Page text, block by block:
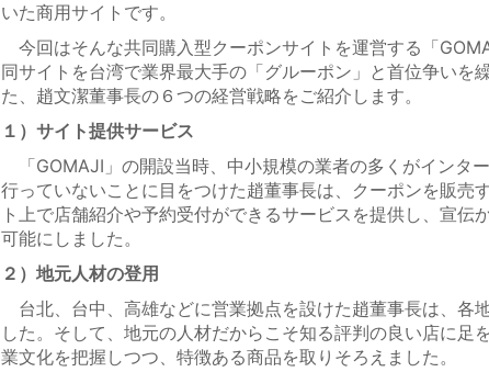
いた商用サイトです。
今回はそんな共同購入型クーポンサイトを運営する「
同サイトを台湾で業界最大手の「グルーポン」と首位争いを
た、趙文潔董事長の６つの経営戦略をご紹介します。
１）サイト提供サービス
「GOMAJI」の開設当時、中小規模の業者の多くがインタ
行っていないことに目をつけた趙董事長は、クーポンを販売
ト上で店舗紹介や予約受付ができるサービスを提供し、宣伝
可能にしました。
２）地元人材の登用
台北、台中、高雄などに営業拠点を設けた趙董事長は、各
した。そして、地元の人材だからこそ知る評判の良い店に足
業文化を把握しつつ、特徴ある商品を取りそろえました。